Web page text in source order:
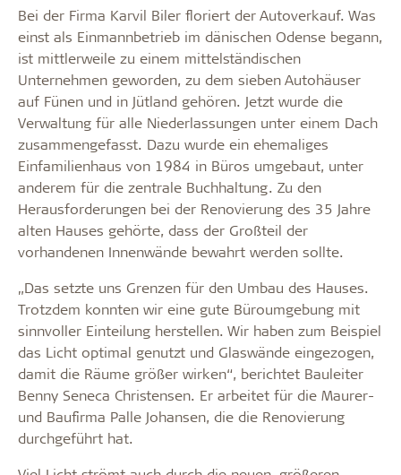
Bei der Firma Karvil Biler floriert der Autoverkauf. Was
einst als Einmannbetrieb im dänischen Odense begann,
ist mittlerweile zu einem mittelständischen
Unternehmen geworden, zu dem sieben Autohäuser
auf Fünen und in Jütland gehören. Jetzt wurde die
Verwaltung für alle Niederlassungen unter einem Dach
zusammengefasst. Dazu wurde ein ehemaliges
Einfamilienhaus von 1984 in Büros umgebaut, unter
anderem für die zentrale Buchhaltung. Zu den
Herausforderungen bei der Renovierung des 35 Jahre
alten Hauses gehörte, dass der Großteil der
vorhandenen Innenwände bewahrt werden sollte.
„Das setzte uns Grenzen für den Umbau des Hauses.
Trotzdem konnten wir eine gute Büroumgebung mit
sinnvoller Einteilung herstellen. Wir haben zum Beispiel
das Licht optimal genutzt und Glaswände eingezogen,
damit die Räume größer wirken“, berichtet Bauleiter
Benny Seneca Christensen. Er arbeitet für die Maurer-
und Baufirma Palle Johansen, die die Renovierung
durchgeführt hat.